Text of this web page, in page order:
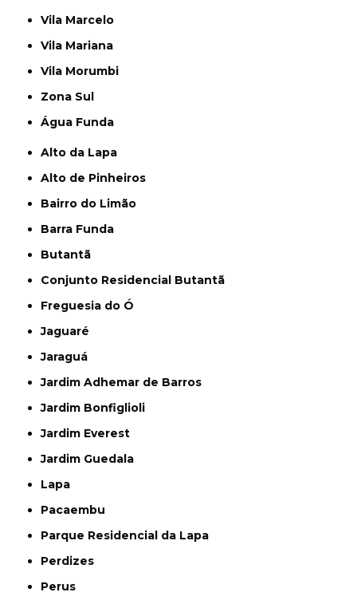
Vila Marcelo
Vila Mariana
Vila Morumbi
Zona Sul
Água Funda
Alto da Lapa
Alto de Pinheiros
Bairro do Limão
Barra Funda
Butantã
Conjunto Residencial Butantã
Freguesia do Ó
Jaguaré
Jaraguá
Jardim Adhemar de Barros
Jardim Bonfiglioli
Jardim Everest
Jardim Guedala
Lapa
Pacaembu
Parque Residencial da Lapa
Perdizes
Perus